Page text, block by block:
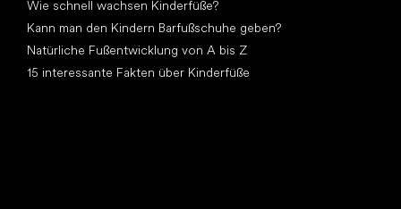
Wie schnell wachsen Kinderfüße?
Kann man den Kindern Barfußschuhe geben?
Natürliche Fußentwicklung von A bis Z
15 interessante Fakten über Kinderfüße